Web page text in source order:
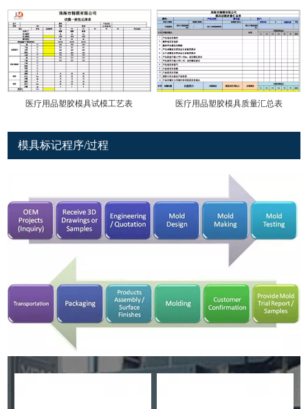
医疗用品塑胶模具试模工艺表 医疗用品塑胶模具质量汇总表
模具标记程序/过程